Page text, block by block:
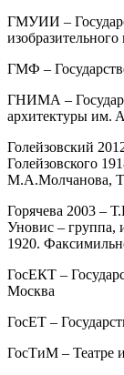
ГМУИИ –
ГМФ –
ГНИМА –
архитектуры им.
Голейзовский
Голейзовского
М.А.Молчанова,
Горячева 2003 –
Уновис – группа,
1920.
ГосЕКТ –
Москва
ГосЕТ –
ГосТиМ – Театре